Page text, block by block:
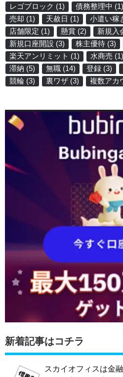
レゴブロック (1) 債務整理中 (1)
売却 (1) 天赦日 (1) 小遣い稼
店舗限定 (1) 懸賞 (2) 新規入
新規口座開設 (3) 株主優待 (3)
楽天アンリミット (1) 水商売 (1)
滞納 (5) 無職 (14) 登録 (3)
競輪 (3) 裏ワザ (3) 複数アカ
新着記事はコチラ
スカイオフィスは金